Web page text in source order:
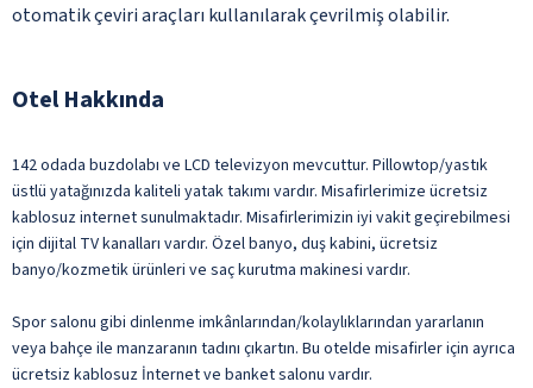
otomatik çeviri araçları kullanılarak çevrilmiş olabilir.
Otel Hakkında
142 odada buzdolabı ve LCD televizyon mevcuttur. Pillowtop/yastık
üstlü yatağınızda kaliteli yatak takımı vardır. Misafirlerimize ücretsiz
kablosuz internet sunulmaktadır. Misafirlerimizin iyi vakit geçirebilmesi
için dijital TV kanalları vardır. Özel banyo, duş kabini, ücretsiz
banyo/kozmetik ürünleri ve saç kurutma makinesi vardır.
Spor salonu gibi dinlenme imkânlarından/kolaylıklarından yararlanın
veya bahçe ile manzaranın tadını çıkartın. Bu otelde misafirler için ayrıca
ücretsiz kablosuz İnternet ve banket salonu vardır.